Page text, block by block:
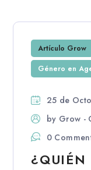
Artículo Grow
Género en
25 de
by Grow -
0
¿QUIÉN